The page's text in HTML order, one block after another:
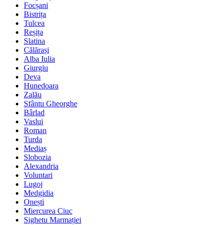
Focșani
Bistrița
Tulcea
Reșița
Slatina
Călărași
Alba Iulia
Giurgiu
Deva
Hunedoara
Zalău
Sfântu Gheorghe
Bârlad
Vaslui
Roman
Turda
Mediaș
Slobozia
Alexandria
Voluntari
Lugoj
Medgidia
Onești
Miercurea Ciuc
Sighetu Marmației